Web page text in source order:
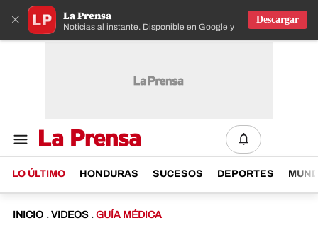
× La Prensa
Noticias al instante. Disponible en Google y IOS
Descargar
LO ÚLTIMO HONDURAS SUCESOS DEPORTES
INICIO . VIDEOS . GUÍA MÉDICA